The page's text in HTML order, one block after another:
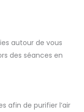
autour de vous
des séances en
afin de purifier l’air